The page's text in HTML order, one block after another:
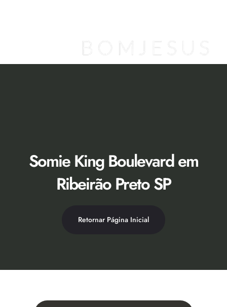
Somie King Boulevard em
Ribeirão Preto SP
Retornar Página Inicial